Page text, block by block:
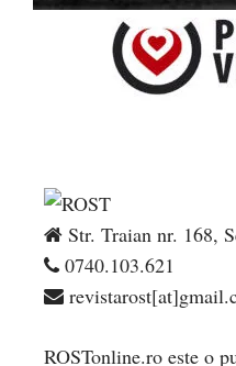
Str. Traian nr. 168,
0740.103.621
ROSTonline.ro este o